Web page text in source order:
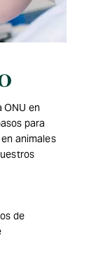
ONU en
para
animales
de